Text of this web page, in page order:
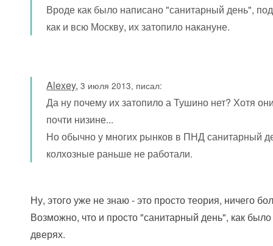
Вроде как было написано "санитарный день",
как и всю Москву, их затопило накануне.
Alexey,3 июля 2013, писал:
Да ну почему их затопило а Тушино нет? Хотя
почти низине...
Но обычно у многих рынков в ПНД санитарный
колхозные раньше не работали.
Ну, этого уже не знаю - это просто теория, ничего
Возможно, что и просто "санитарный день", как
дверях.